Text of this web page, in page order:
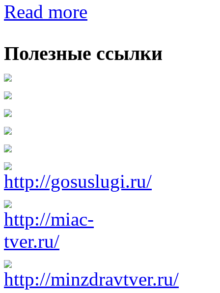
Read more
Полезные ссылки